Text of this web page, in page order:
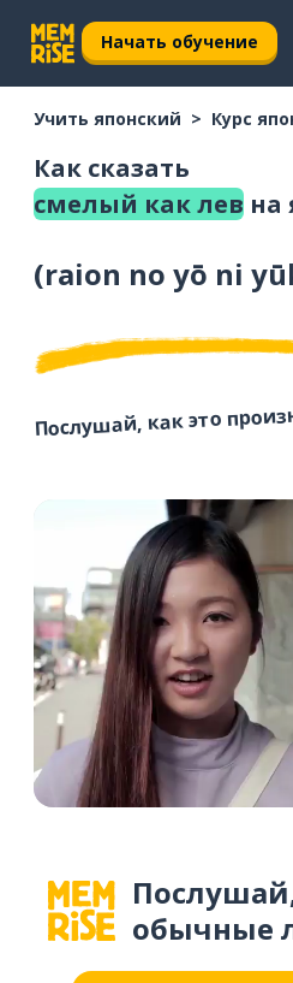
Начать обучение
Учить японский Курс
Как сказать
смелый как лев на
(raion no yō ni
Послушай, как это
обычные